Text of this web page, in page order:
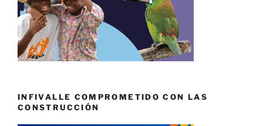
INFIVALLE COMPROMETIDO CON LAS
CONSTRUCCIÓN